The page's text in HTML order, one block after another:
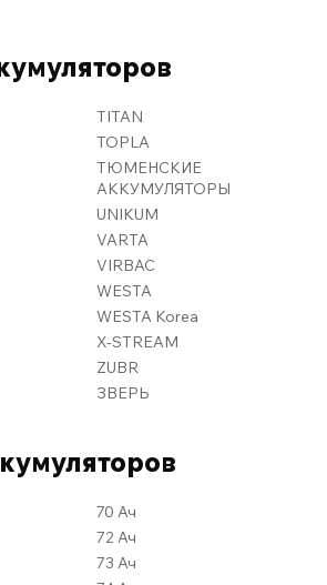
TITAN
TOPLA
ТЮМЕНСКИЕ
АККУМУЛЯТОРЫ
UNIKUM
VARTA
VIRBAC
WESTA
WESTA Korea
X-STREAM
ZUBR
ЗВЕРЬ
70 Ач
72 Ач
73 Ач